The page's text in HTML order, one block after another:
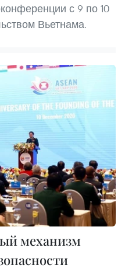
с 9 по 10
Вьетнама.
механизм